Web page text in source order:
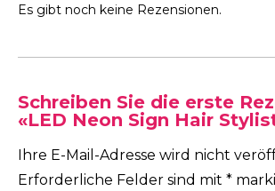
Es gibt noch keine Rezensionen.
Schreiben Sie die erste
«LED Neon Sign Hair
Ihre E-Mail-Adresse wird nicht
Erforderliche Felder sind mit *